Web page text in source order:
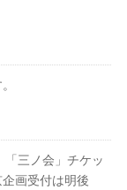
「三ノ会」チケッ
画受付は明後